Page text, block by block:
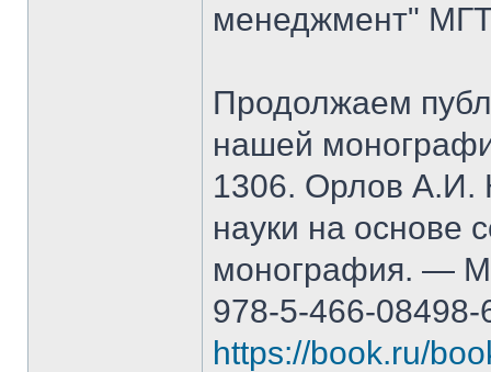
менеджмент"
Продолжаем
нашей
1306. Орлов А.И.
науки на основе
монография. —
978-5-466-
https://book.ru/